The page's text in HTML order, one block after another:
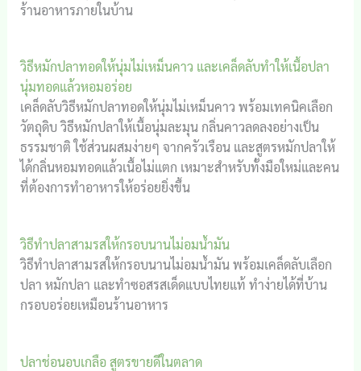
ร้านอาหารภายในบ้าน
วิธีหมักปลาทอดให้นุ่มไม่เหม็นคาว และเคล็ดลับทำให้เนื้อปลา
นุ่มทอดแล้วหอมอร่อย
เคล็ดลับวิธีหมักปลาทอดให้นุ่มไม่เหม็นคาว พร้อมเทคนิคเลือก
วัตถุดิบ วิธีหมักปลาให้เนื้อนุ่มละมุน กลิ่นคาวลดลงอย่างเป็น
ธรรมชาติ ใช้ส่วนผสมง่ายๆ จากครัวเรือน และสูตรหมักปลาให้
ได้กลิ่นหอมทอดแล้วเนื้อไม่แตก เหมาะสำหรับทั้งมือใหม่และคน
ที่ต้องการทำอาหารให้อร่อยยิ่งขึ้น
วิธีทำปลาสามรสให้กรอบนานไม่อมน้ำมัน
วิธีทำปลาสามรสให้กรอบนานไม่อมน้ำมัน พร้อมเคล็ดลับเลือก
ปลา หมักปลา และทำซอสรสเด็ดแบบไทยแท้ ทำง่ายได้ที่บ้าน
กรอบอร่อยเหมือนร้านอาหาร
ปลาช่อนอบเกลือ สูตรขายดีในตลาด